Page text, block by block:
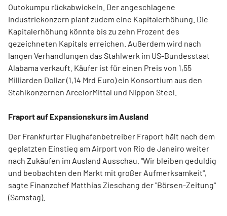
Outokumpu rückabwickeln. Der angeschlagene
Industriekonzern plant zudem eine Kapitalerhöhung. Die
Kapitalerhöhung könnte bis zu zehn Prozent des
gezeichneten Kapitals erreichen. Außerdem wird nach
langen Verhandlungen das Stahlwerk im US-Bundesstaat
Alabama verkauft. Käufer ist für einen Preis von 1,55
Milliarden Dollar (1,14 Mrd Euro) ein Konsortium aus den
Stahlkonzernen ArcelorMittal und Nippon Steel.
Fraport auf Expansionskurs im Ausland
Der Frankfurter Flughafenbetreiber Fraport hält nach dem
geplatzten Einstieg am Airport von Rio de Janeiro weiter
nach Zukäufen im Ausland Ausschau. "Wir bleiben geduldig
und beobachten den Markt mit großer Aufmerksamkeit",
sagte Finanzchef Matthias Zieschang der "Börsen-Zeitung"
(Samstag).